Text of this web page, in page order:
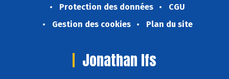
Protection des données
CGU
Gestion des cookies
Plan du site
Jonathan Ifs